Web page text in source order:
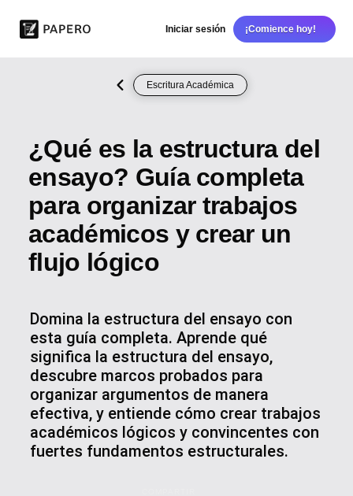
Iniciar sesión ¡Comience hoy!
Escritura Académica
¿Qué es la estructura del
ensayo? Guía completa
para organizar trabajos
académicos y crear un
flujo lógico
Domina la estructura del ensayo con
esta guía completa. Aprende qué
significa la estructura del ensayo,
descubre marcos probados para
organizar argumentos de manera
efectiva, y entiende cómo crear trabajos
académicos lógicos y convincentes con
fuertes fundamentos estructurales.